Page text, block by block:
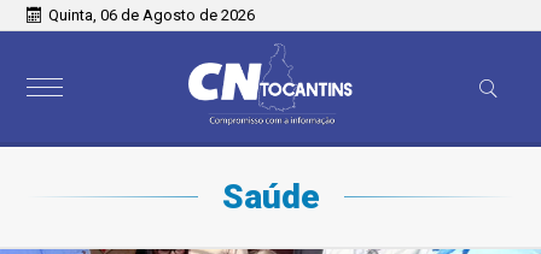
Quinta, 06 de Agosto de 2026
Saúde